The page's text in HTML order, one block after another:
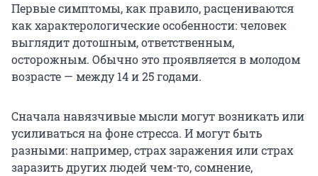
Первые симптомы, как правило, расцениваются
как характерологические особенности: человек
выглядит дотошным, ответственным,
осторожным. Обычно это проявляется в молодом
возрасте — между 14 и 25 годами.
Сначала навязчивые мысли могут возникать или
усиливаться на фоне стресса. И могут быть
разными: например, страх заражения или страх
заразить других людей чем-то, сомнение,